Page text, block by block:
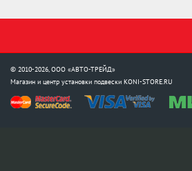
© 2010-2026, ООО «АВТО-ТРЕЙД»
Магазин и центр установки подвески KONI-STORE.RU